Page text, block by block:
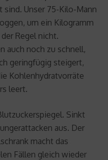
Unser 75-Kilo-Mann
um ein Kilogramm
Regel nicht.
auch noch zu schnell,
geringfügig steigert,
Kohlenhydratvorräte
leert.
Sinkt
aus. Der
macht das
Fällen gleich wieder